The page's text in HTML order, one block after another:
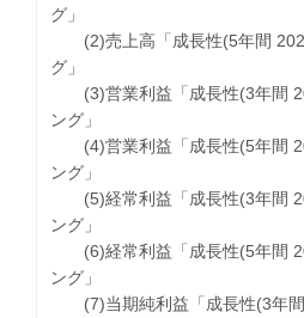
グ」
(2)売上高「成長性(5年間
グ」
(3)営業利益「成長性(3年間
ング」
(4)営業利益「成長性(5年間
ング」
(5)経常利益「成長性(3年間
ング」
(6)経常利益「成長性(5年間
ング」
(7)当期純利益「成長性(3年間